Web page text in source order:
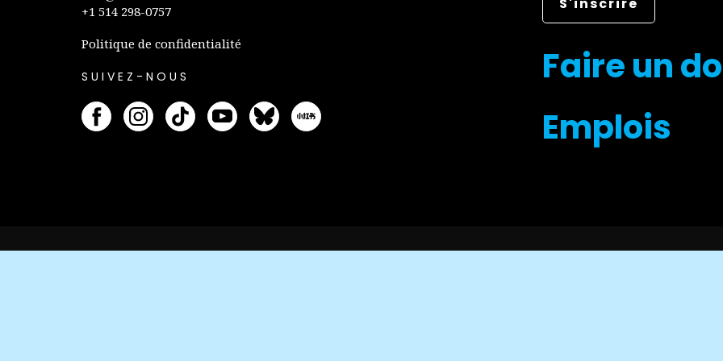
+1 514 298-0757
Politique de confidentialité
SUIVEZ-NOUS
Faire un
Emplois